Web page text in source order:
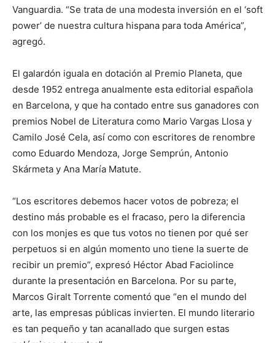
Vanguardia. “Se trata de una modesta inversión en el ‘soft
power’ de nuestra cultura hispana para toda América”,
agregó.
El galardón iguala en dotación al Premio Planeta, que
desde 1952 entrega anualmente esta editorial española
en Barcelona, y que ha contado entre sus ganadores con
premios Nobel de Literatura como Mario Vargas Llosa y
Camilo José Cela, así como con escritores de renombre
como Eduardo Mendoza, Jorge Semprún, Antonio
Skármeta y Ana María Matute.
“Los escritores debemos hacer votos de pobreza; el
destino más probable es el fracaso, pero la diferencia
con los monjes es que tus votos no tienen por qué ser
perpetuos si en algún momento uno tiene la suerte de
recibir un premio”, expresó Héctor Abad Faciolince
durante la presentación en Barcelona. Por su parte,
Marcos Giralt Torrente comentó que “en el mundo del
arte, las empresas públicas invierten. El mundo literario
es tan pequeño y tan acanallado que surgen estas